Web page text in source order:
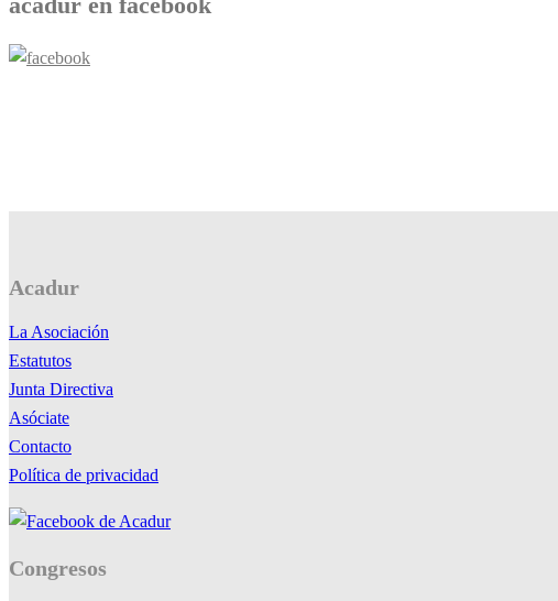
Acadur
La Asociación
Estatutos
Junta Directiva
Asóciate
Contacto
Política de privacidad
Congresos